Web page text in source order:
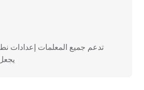
تدعم جميع المعلمات إعدادات